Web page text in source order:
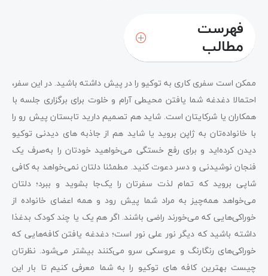
فهرست
مطالب
ممکن است سفری کاری به توکیو را در پیش داشته باشید. در این سفر،
احتمالا دغدغه شما یافتن محیطی آرام و خلوت برای برگزاری جلسه با
همکاران یا شرکایتان است. شاید هم تصمیم دارید تابستان پیش رو را
با خانواده‌تان به ژاپن بروید یا شاید هم از جاذبه‌ های دیدنی توکیو
دیدن کرده‌اید و برای رفع خستگی می‌خواهید خودتان را به‌صرف یک
فنجان نوشیدنی و دسر دعوت کنید. مطمئنا دلتان نمی‌خواهد به کافی
‌شاپی بروید که تمام لذت سفرتان را یک‌جا بشوید و ببرد؛ دلتان
می‌خواهد همه‌چیز به مراد شما پیش رود و همه اعضای خانواده از
خوراکی‌هایی که می‌خورند راضی باشند. اگر هم یک یا چند کودک بدغذا
داشته باشید که دیگر نور علی نور است؛ دغدغه یافتن کافه‌هایی که
خوراکی‌های رنگارنگ و عروسکی سرو می‌کنند بیشتر می‌شود. نظرتان
چیست بهترین کافه‌ های توکیو را به شما معرفی کنیم تا بار این